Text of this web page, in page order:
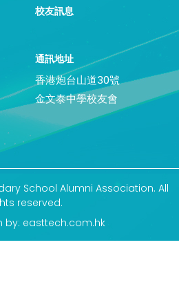
校友訊息
通訊地址
香港炮台山道30號
金文泰中學校友會
School Alumni Association. All
reserved.
by: easttech.com.hk